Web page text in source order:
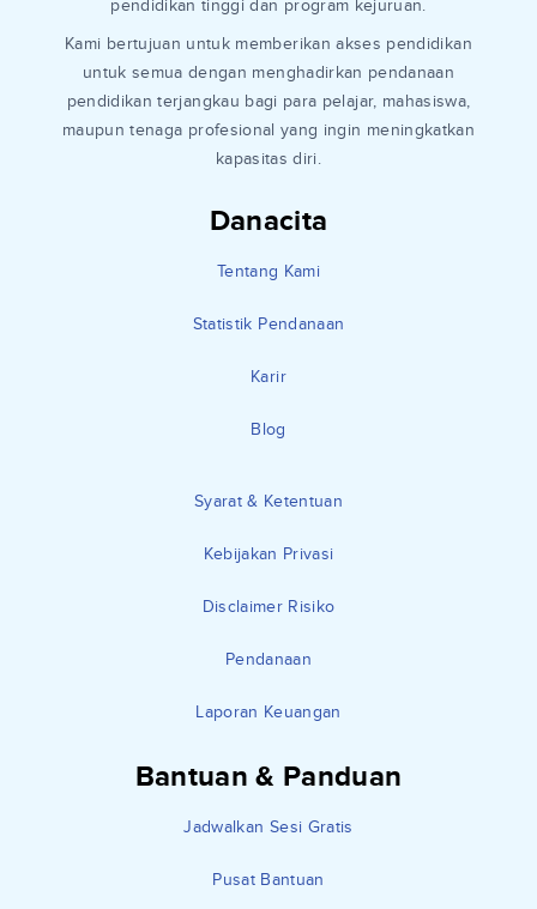
Danacita
Tentang Kami
Statistik Pendanaan
Karir
Blog
Syarat & Ketentuan
Kebijakan Privasi
Disclaimer Risiko
Pendanaan
Laporan Keuangan
Bantuan & Panduan
Jadwalkan Sesi Gratis
Pusat Bantuan
pendidikan tinggi dan program kejuruan.
Kami bertujuan untuk memberikan akses pendidikan
untuk semua dengan menghadirkan pendanaan
pendidikan terjangkau bagi para pelajar, mahasiswa,
maupun tenaga profesional yang ingin meningkatkan
kapasitas diri.